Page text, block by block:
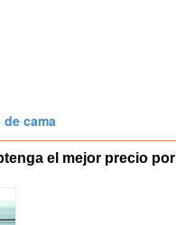
cama
el mejor precio por